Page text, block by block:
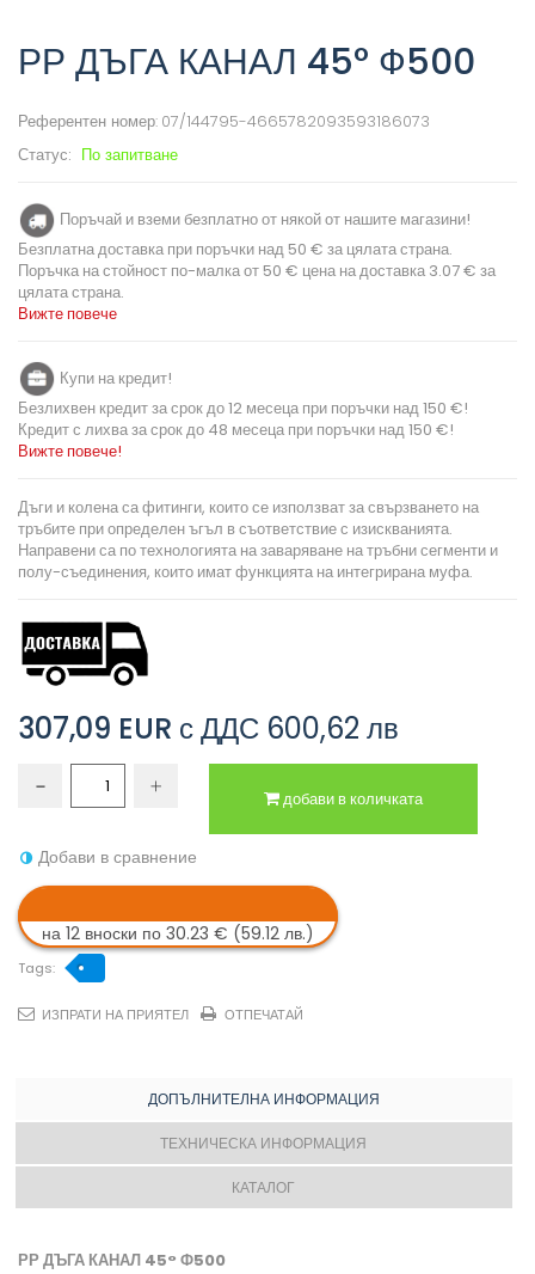
РР ДЪГА КАНАЛ 45° Ф500
Референтен номер: 07/144795-4665782093593186073
Статус: По запитване
Поръчай и вземи безплатно от някой от нашите магазини!
Безплатна доставка при поръчки над 50 € за цялата страна.
Поръчка на стойност по-малка от 50 € цена на доставка 3.07 € за
цялата страна.
Вижте повече
Купи на кредит!
Безлихвен кредит за срок до 12 месеца при поръчки над 150 €!
Кредит с лихва за срок до 48 месеца при поръчки над 150 €!
Вижте повече!
Дъги и колена са фитинги, които се използват за свързването на
тръбите при определен ъгъл в съответствие с изискванията.
Направени са по технологията на заваряване на тръбни сегменти и
полу-съединения, които имат функцията на интегрирана муфа.
307,09 EUR с ДДС 600,62 лв
добави в количката
Добави в сравнение
на 12 вноски по 30.23 € (59.12 лв.)
Tags:
ИЗПРАТИ НА ПРИЯТЕЛ ОТПЕЧАТАЙ
ДОПЪЛНИТЕЛНА ИНФОРМАЦИЯ
ТЕХНИЧЕСКА ИНФОРМАЦИЯ
КАТАЛОГ
РР ДЪГА КАНАЛ 45° Ф500